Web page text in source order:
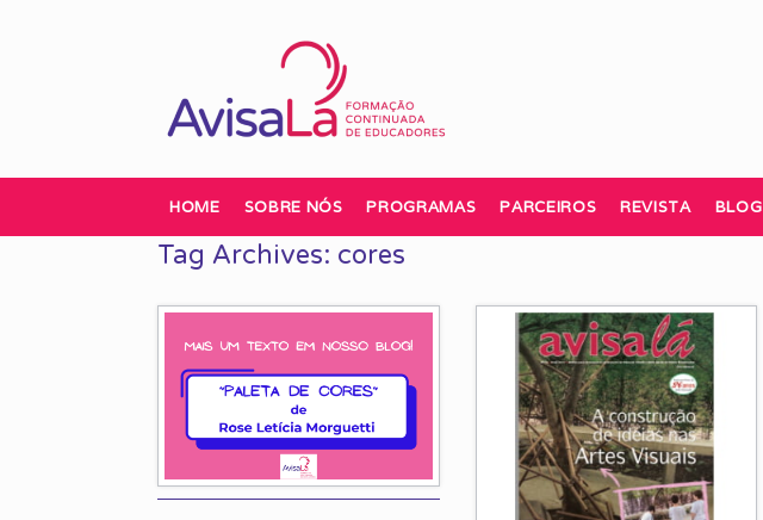
HOME SOBRE NÓS PROGRAMAS PARCEIROS REVISTA BLOG
Tag Archives: cores